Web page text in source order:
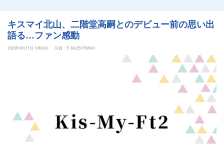
キスマイ北山、二階堂高嗣とのデビュー前の思い出
語る…ファン感動
2023年8月11日 10時0分 写真：E-TALENTBANK